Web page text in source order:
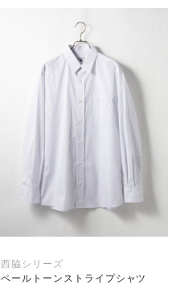
西脇シリーズ
ペールトーンストライプシャツ